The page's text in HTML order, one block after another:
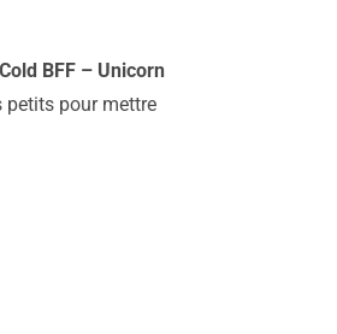
BFF – Unicorn
petits pour mettre